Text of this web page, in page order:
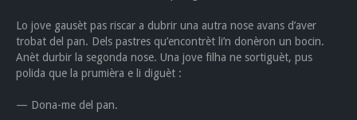
Lo jove gausèt pas riscar a dubrir una autra nose avans d’aver
trobat del pan. Dels pastres qu’encontrèt li’n donèron un bocin.
Anèt durbir la segonda nose. Una jove filha ne sortiguèt, pus
polida que la prumièra e li diguèt :
— Dona-me del pan.